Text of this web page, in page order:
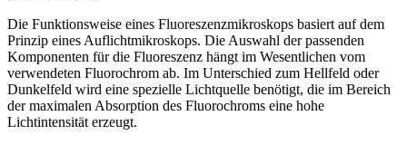
Die Funktionsweise eines Fluoreszenzmikroskops basiert auf dem
Prinzip eines Auflichtmikroskops. Die Auswahl der passenden
Komponenten für die Fluoreszenz hängt im Wesentlichen vom
verwendeten Fluorochrom ab. Im Unterschied zum Hellfeld oder
Dunkelfeld wird eine spezielle Lichtquelle benötigt, die im Bereich
der maximalen Absorption des Fluorochroms eine hohe
Lichtintensität erzeugt.